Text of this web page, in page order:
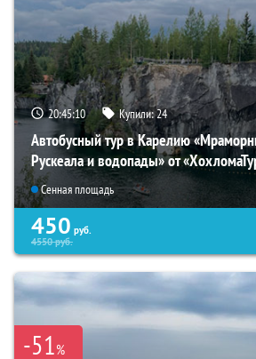
20:45:08 Купили:24
Автобусный тур в Карелию
Рускеала и водопады» от
Сенная площадь
450 руб.
4550руб.
-51%